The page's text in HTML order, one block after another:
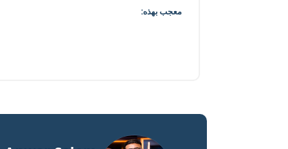
معجب بهذه: